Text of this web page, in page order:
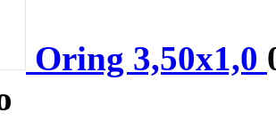
Oring 3,50x1,0